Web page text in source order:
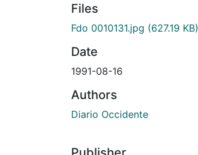
Files
Fdo 0010131.jpg (627.19 KB)
Date
1991-08-16
Authors
Diario Occidente